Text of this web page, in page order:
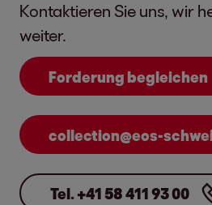
Kontaktieren Sie uns, wir
weiter.
Forderung begleichen
collection@eos-
Tel. +41 58 411 93 00